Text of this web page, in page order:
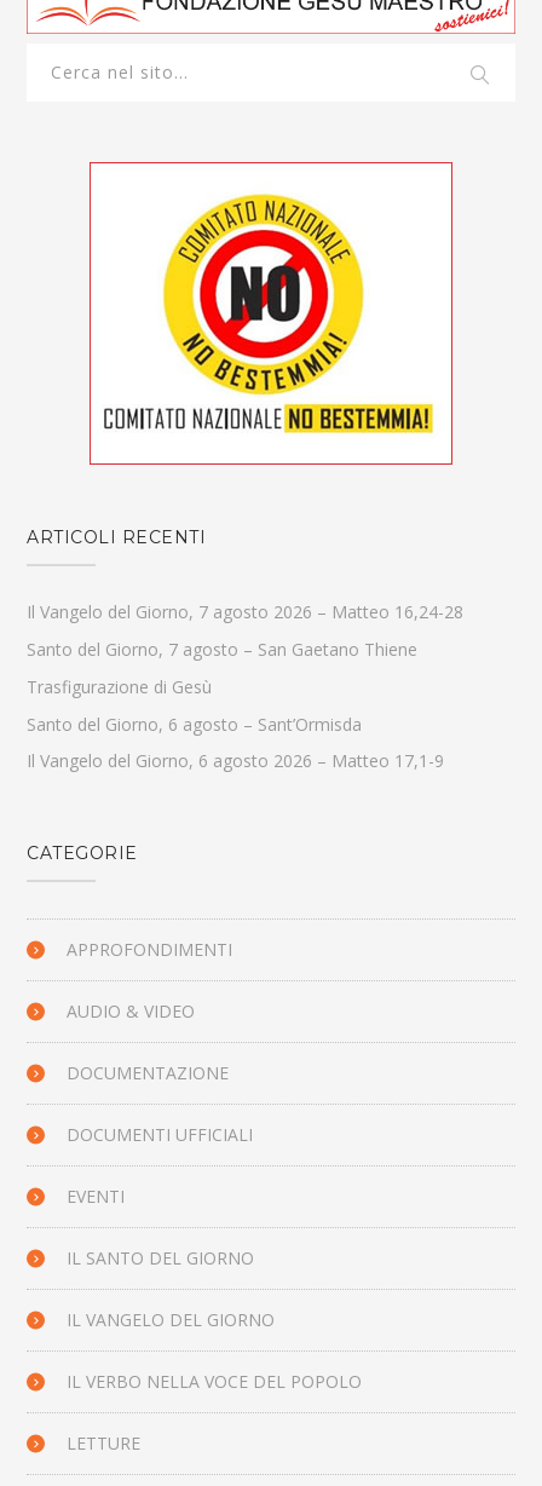
ARTICOLI RECENTI
Il Vangelo del Giorno, 7 agosto 2026 – Matteo 16,24-28
Santo del Giorno, 7 agosto – San Gaetano Thiene
Trasfigurazione di Gesù
Santo del Giorno, 6 agosto – Sant’Ormisda
Il Vangelo del Giorno, 6 agosto 2026 – Matteo 17,1-9
CATEGORIE
APPROFONDIMENTI
AUDIO & VIDEO
DOCUMENTAZIONE
DOCUMENTI UFFICIALI
EVENTI
IL SANTO DEL GIORNO
IL VANGELO DEL GIORNO
IL VERBO NELLA VOCE DEL POPOLO
LETTURE